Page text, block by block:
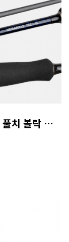
디포이 로드엣지3 신형 내만갈치로드 풀치 볼락 전갱이 무늬오징어 호레기 루어낚시대 762